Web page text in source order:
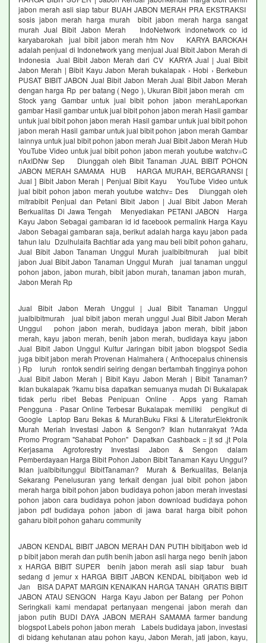
jabon merah asli siap tabur BUAH JABON MERAH PRA EKSTRAKSI
sosis jabon merah harga murah bibit jabon merah harga sangat
murah Jual Bibit Jabon Merah IndoNetwork indonetwork co id
karyabarokah jual bibit jabon merah htm Nov KARYA BAROKAH
adalah penjual di Indonetwork yang menjual Jual Bibit Jabon Merah di
Indonesia Jual Bibit Jabon Merah dari CV KARYA Jual | Jual Bibit
Jabon Merah | Bibit Kayu Jabon Merah bukalapak › Hobi › Berkebun
PUSAT BIBIT JABON Jual Bibit Jabon Merah Jual Bibit Jabon Merah
dengan harga Rp per batang ( Nego ), Ukuran Bibit jabon merah cm
Stock yang Gambar untuk jual bibit pohon jabon merahLaporkan
gambar Hasil gambar untuk jual bibit pohon jabon merah Hasil gambar
untuk jual bibit pohon jabon merah Hasil gambar untuk jual bibit pohon
jabon merah Hasil gambar untuk jual bibit pohon jabon merah Gambar
lainnya untuk jual bibit pohon jabon merah Jual Bibit Jabon Merah Hub
YouTube Video untuk jual bibit pohon jabon merah youtube watchv=C
nAxIDNw Sep Diunggah oleh Bibit Tanaman JUAL BIBIT POHON
JABON MERAH SAMAMA HUB HARGA MURAH, BERGARANSI [
Jual ] Bibit Jabon Merah | Penjual Bibit Kayu YouTube Video untuk
jual bibit pohon jabon merah youtube watchv= Des Diunggah oleh
mitrabibit Penjual dan Petani Bibit Jabon | Jual Bibit Jabon Merah
Berkualitas Di Jawa Tengah Menyediakan PETANI JABON Harga
Kayu Jabon Sebagai gambaran id id facebook permalink Harga Kayu
Jabon Sebagai gambaran saja, berikut adalah harga kayu jabon pada
tahun lalu Dzulhulaifa Bachtiar ada yang mau beli bibit pohon gaharu,
Jual Bibit Jabon Tanaman Unggul Murah jualbibitmurah jual bibit
jabon Jual Bibit Jabon Tanaman Unggul Murah jual tanaman unggul
pohon jabon, jabon murah, bibit jabon murah, tanaman jabon murah,
Jabon Merah Rp
Jual Bibit Jabon Merah Unggul | Jual Bibit Tanaman Unggul
jualbibitmurah jual bibit jabon merah unggul Jual Bibit Jabon Merah
Unggul pohon jabon merah, budidaya jabon merah, bibit jabon
merah, kayu jabon merah, benih jabon merah, budidaya kayu jabon
Jual Bibit Jabon Unggul Kultur Jaringan bibit jabon blogspot Sedia
juga bibit jabon merah Provenan Halmahera ( Anthocepalus chinensis
) Rp luruh rontok sendiri seiring dengan bertambah tingginya pohon
Jual Bibit Jabon Merah | Bibit Kayu Jabon Merah | Bibit Tanaman?
Iklan bukalapak ?kamu bisa dapatkan semuanya mudah Di Bukalapak
tidak perlu ribet Bebas Penipuan Online · Apps yang Ramah
Pengguna · Pasar Online Terbesar Bukalapak memiliki pengikut di
Google Laptop Baru Bekas & MurahBuku Fiksi & LiteraturElektronik
Murah Meriah Investasi Jabon & Sengon? Iklan hutanrakyat ?Ada
Promo Program "Sahabat Pohon" Dapatkan Cashback = jt sd ,jt Pola
Kerjasama Agroforestry Investasi Jabon & Sengon dalam
Pemberdayaan Harga Bibit Pohon Jabon Bibit Tanaman Kayu Unggul?
Iklan jualbibitunggul BibitTanaman? Murah & Berkualitas, Belanja
Sekarang Penelusuran yang terkait dengan jual bibit pohon jabon
merah harga bibit pohon jabon budidaya pohon jabon merah investasi
pohon jabon cara budidaya pohon jabon download budidaya pohon
jabon pdf budidaya pohon jabon di jawa barat harga bibit pohon
gaharu bibit pohon gaharu community
JABON KENDAL BIBIT JABON MERAH DAN PUTIH bibitjabon web id
p bibit jabon merah dan putih benih jabon asli harga nego benih jabon
x HARGA BIBIT SUPER benih jabon merah asli siap tabur buah
sedang d jemur x HARGA BIBIT JABON KENDAL bibitjabon web id
Jan BISA DAPAT MARGIN KENAIKAN HARGA TANAH GRATIS BIBIT
JABON ATAU SENGON Harga Kayu Jabon per Batang per Pohon
Seringkali kami mendapat pertanyaan mengenai jabon merah dan
jabon putih BUDI DAYA JABON MERAH SAMAMA farmer bandung
blogspot Labels pohon jabon merah Labels budidaya jabon, investasi
di bidang kehutanan atau pohon kayu, Jabon Merah, jati jabon, kayu,